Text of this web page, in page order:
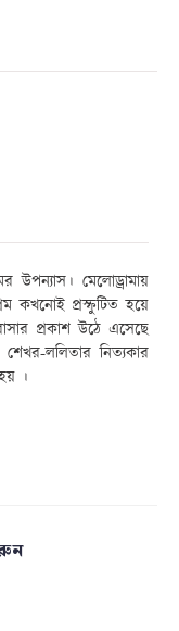
উপন্যাস।মেলোড্রামায়
কখনোই প্রস্ফুটিত হয়ে
প্রকাশ উঠে এসেছে
ললিতার নিত্যকার
।